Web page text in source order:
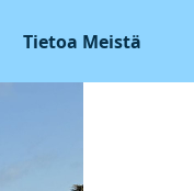
Tietoa Meistä